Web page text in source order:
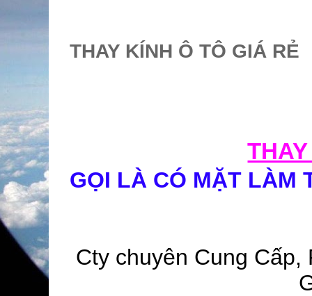
THAY KÍNH Ô TÔ GIÁ RẺ
GỌI LÀ CÓ MẶT LÀM
Cty chuyên Cung